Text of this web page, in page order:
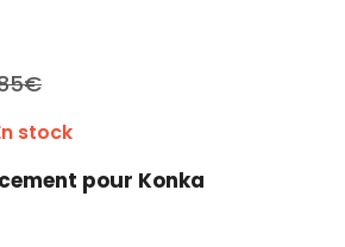
stock
pour Konka